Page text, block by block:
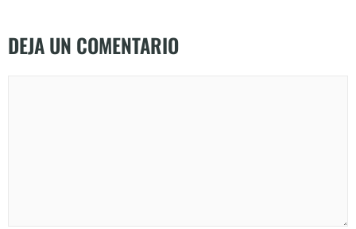
DEJA UN COMENTARIO